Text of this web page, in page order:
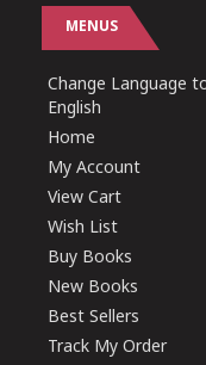
MENUS
Change Language
English
Home
My Account
View Cart
Wish List
Buy Books
New Books
Best Sellers
Track My Order